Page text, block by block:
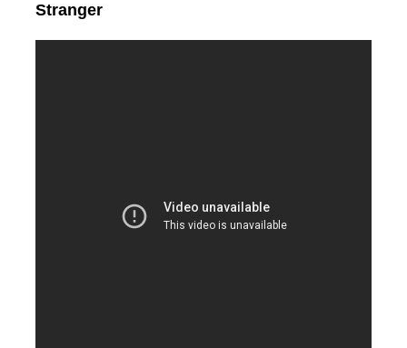
Stranger